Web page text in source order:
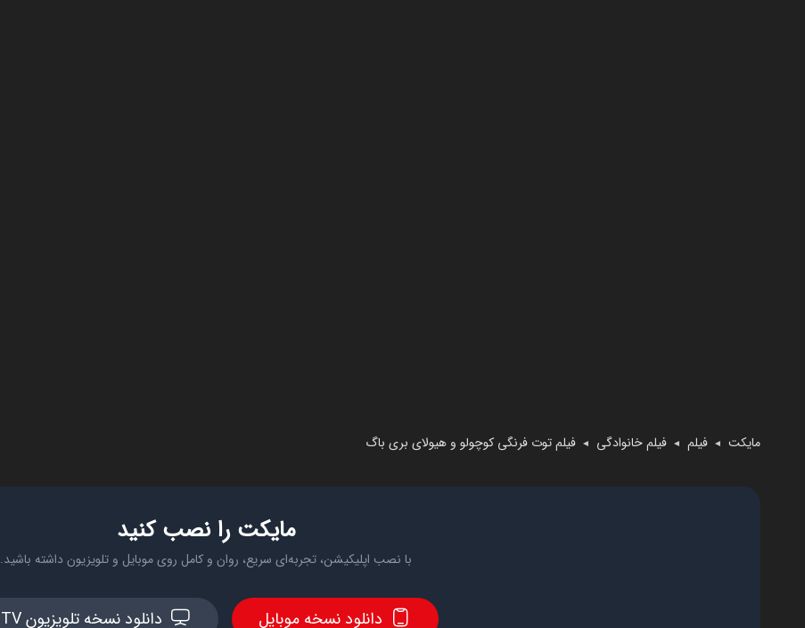
مایکت ◄ فیلم ◄ فیلم خانوادگی ◄ فیلم توت فرنگی کوچولو و هیولای بری باگ
مایکت را نصب کنید
با نصب اپلیکیشن، تجربه‌ای سریع، روان و کامل روی موبایل و تلویزیون داشته باشید.
دانلود نسخه موبایل دانلود نسخه تلویزیون TV